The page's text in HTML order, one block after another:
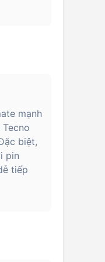
mạnh
biệt,
pin
tiếp